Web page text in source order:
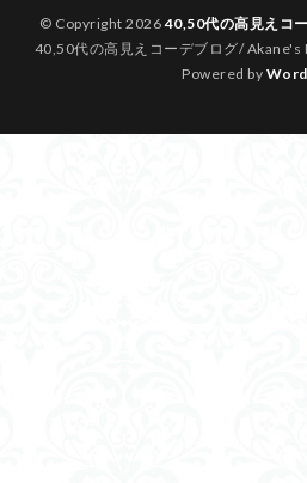
© Copyright 202640,50代の高見えコ
40,50代の高見えコーデブログ/ Akane's
Powered by